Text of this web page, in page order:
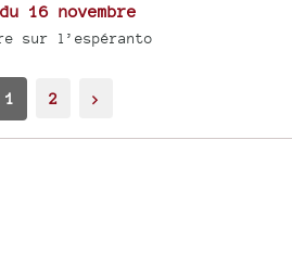
16 novembre
sur l’espéranto
1 2 >